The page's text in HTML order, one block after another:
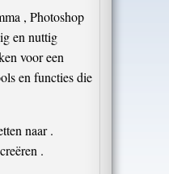
, Photoshop
en nuttig
voor een
en functies die
naar .
.